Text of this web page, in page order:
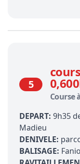
5
Course
DEPART: 9h35
Madieu
DENIVELE:
BALISAGE: